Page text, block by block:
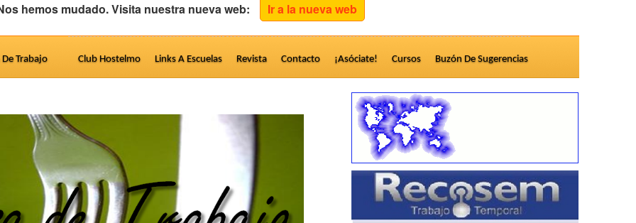
hemos mudado. Visita nuestra nueva web: Ir a la nueva web
De Trabajo Club Hostelmo Links A Escuelas Revista Contacto ¡Asóciate! Cursos Buzón De Sugerencias